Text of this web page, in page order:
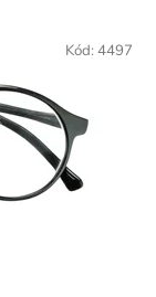
Kód: 4497